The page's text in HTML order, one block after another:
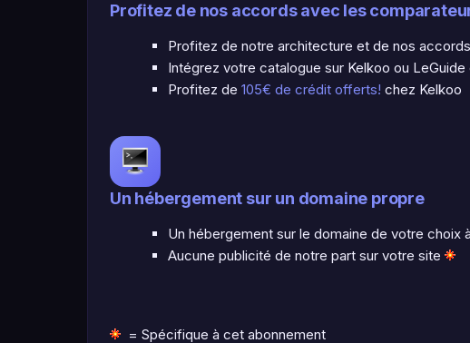
Profitez de nos accords avec les
Profitez de notre architecture et de nos
Intégrez votre catalogue sur Kelkoo ou LeGuide
Profitez de 105€ de crédit offerts! chez Kelkoo
Un hébergement sur un domaine propre
Un hébergement sur le domaine de votre choix
Aucune publicité de notre part sur votre site
= Spécifique à cet abonnement